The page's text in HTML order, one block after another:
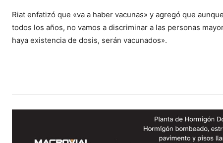
Riat enfatizó que «va a haber vacunas» y agregó que
todos los años, no vamos a discriminar a las personas
haya existencia de dosis, serán vacunados».